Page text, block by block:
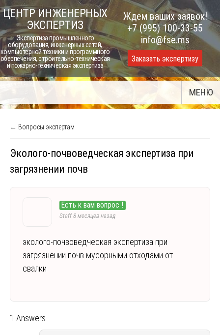
Skip
to
content
ЦЕНТР ИНЖЕНЕРНЫХ
ЭКСПЕРТИЗ
Экспертиза промышленного
оборудования, инженерных сетей,
компьютерной техники и программного
обеспечения, строительно-техническая
и пожарно-техническая экспертиза
Ждем ваших заявок!
+7 (995) 100-33-55
info@fse.ms
Заказать экспертизу
МЕНЮ
← Вопросы экспертам
Эколого-почвоведческая экспертиза при
загрязнении почв
Есть к вам вопрос !
Staff8 месяцев назад
эколого-почвоведческая экспертиза при
загрязнении почв мусорными отходами от
свалки
1 Answers